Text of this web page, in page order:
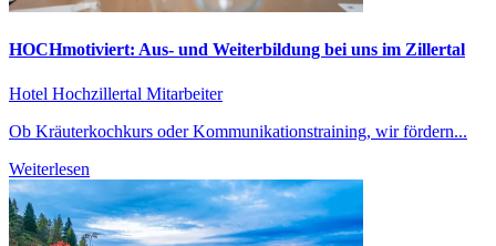
HOCHmotiviert: Aus- und Weiterbildung bei uns im Zillertal
Hotel Hochzillertal Mitarbeiter
Ob Kräuterkochkurs oder Kommunikationstraining, wir fördern...
Weiterlesen